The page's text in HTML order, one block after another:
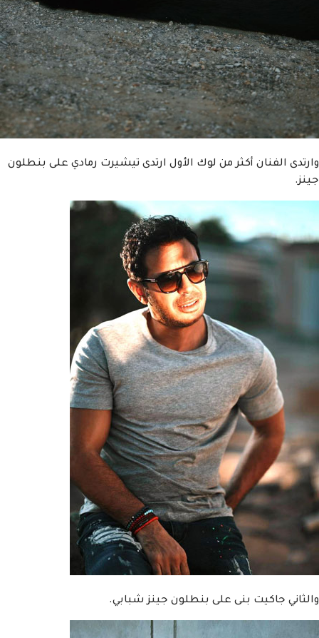
وارتدى الفنان أكثر من لوك الأول ارتدى تيشيرت رمادي على بنطلون
جينز.
والثاني جاكيت بنى على بنطلون جينز شبابي.